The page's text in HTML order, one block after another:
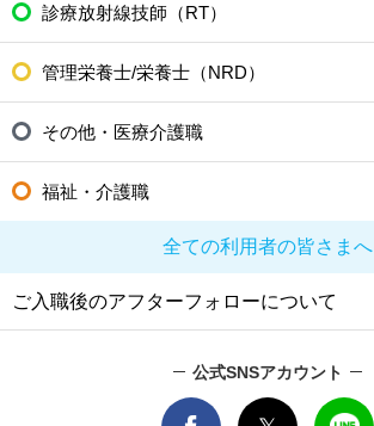
診療放射線技師（RT）
管理栄養士/栄養士（NRD）
その他・医療介護職
福祉・介護職
全ての利用者の皆さまへ
ご入職後のアフターフォローについて
公式SNSアカウント